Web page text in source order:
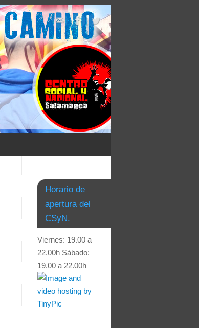
Horario de
apertura del
CSyN.
Viernes: 19.00 a
22.00h Sábado:
19.00 a 22.00h